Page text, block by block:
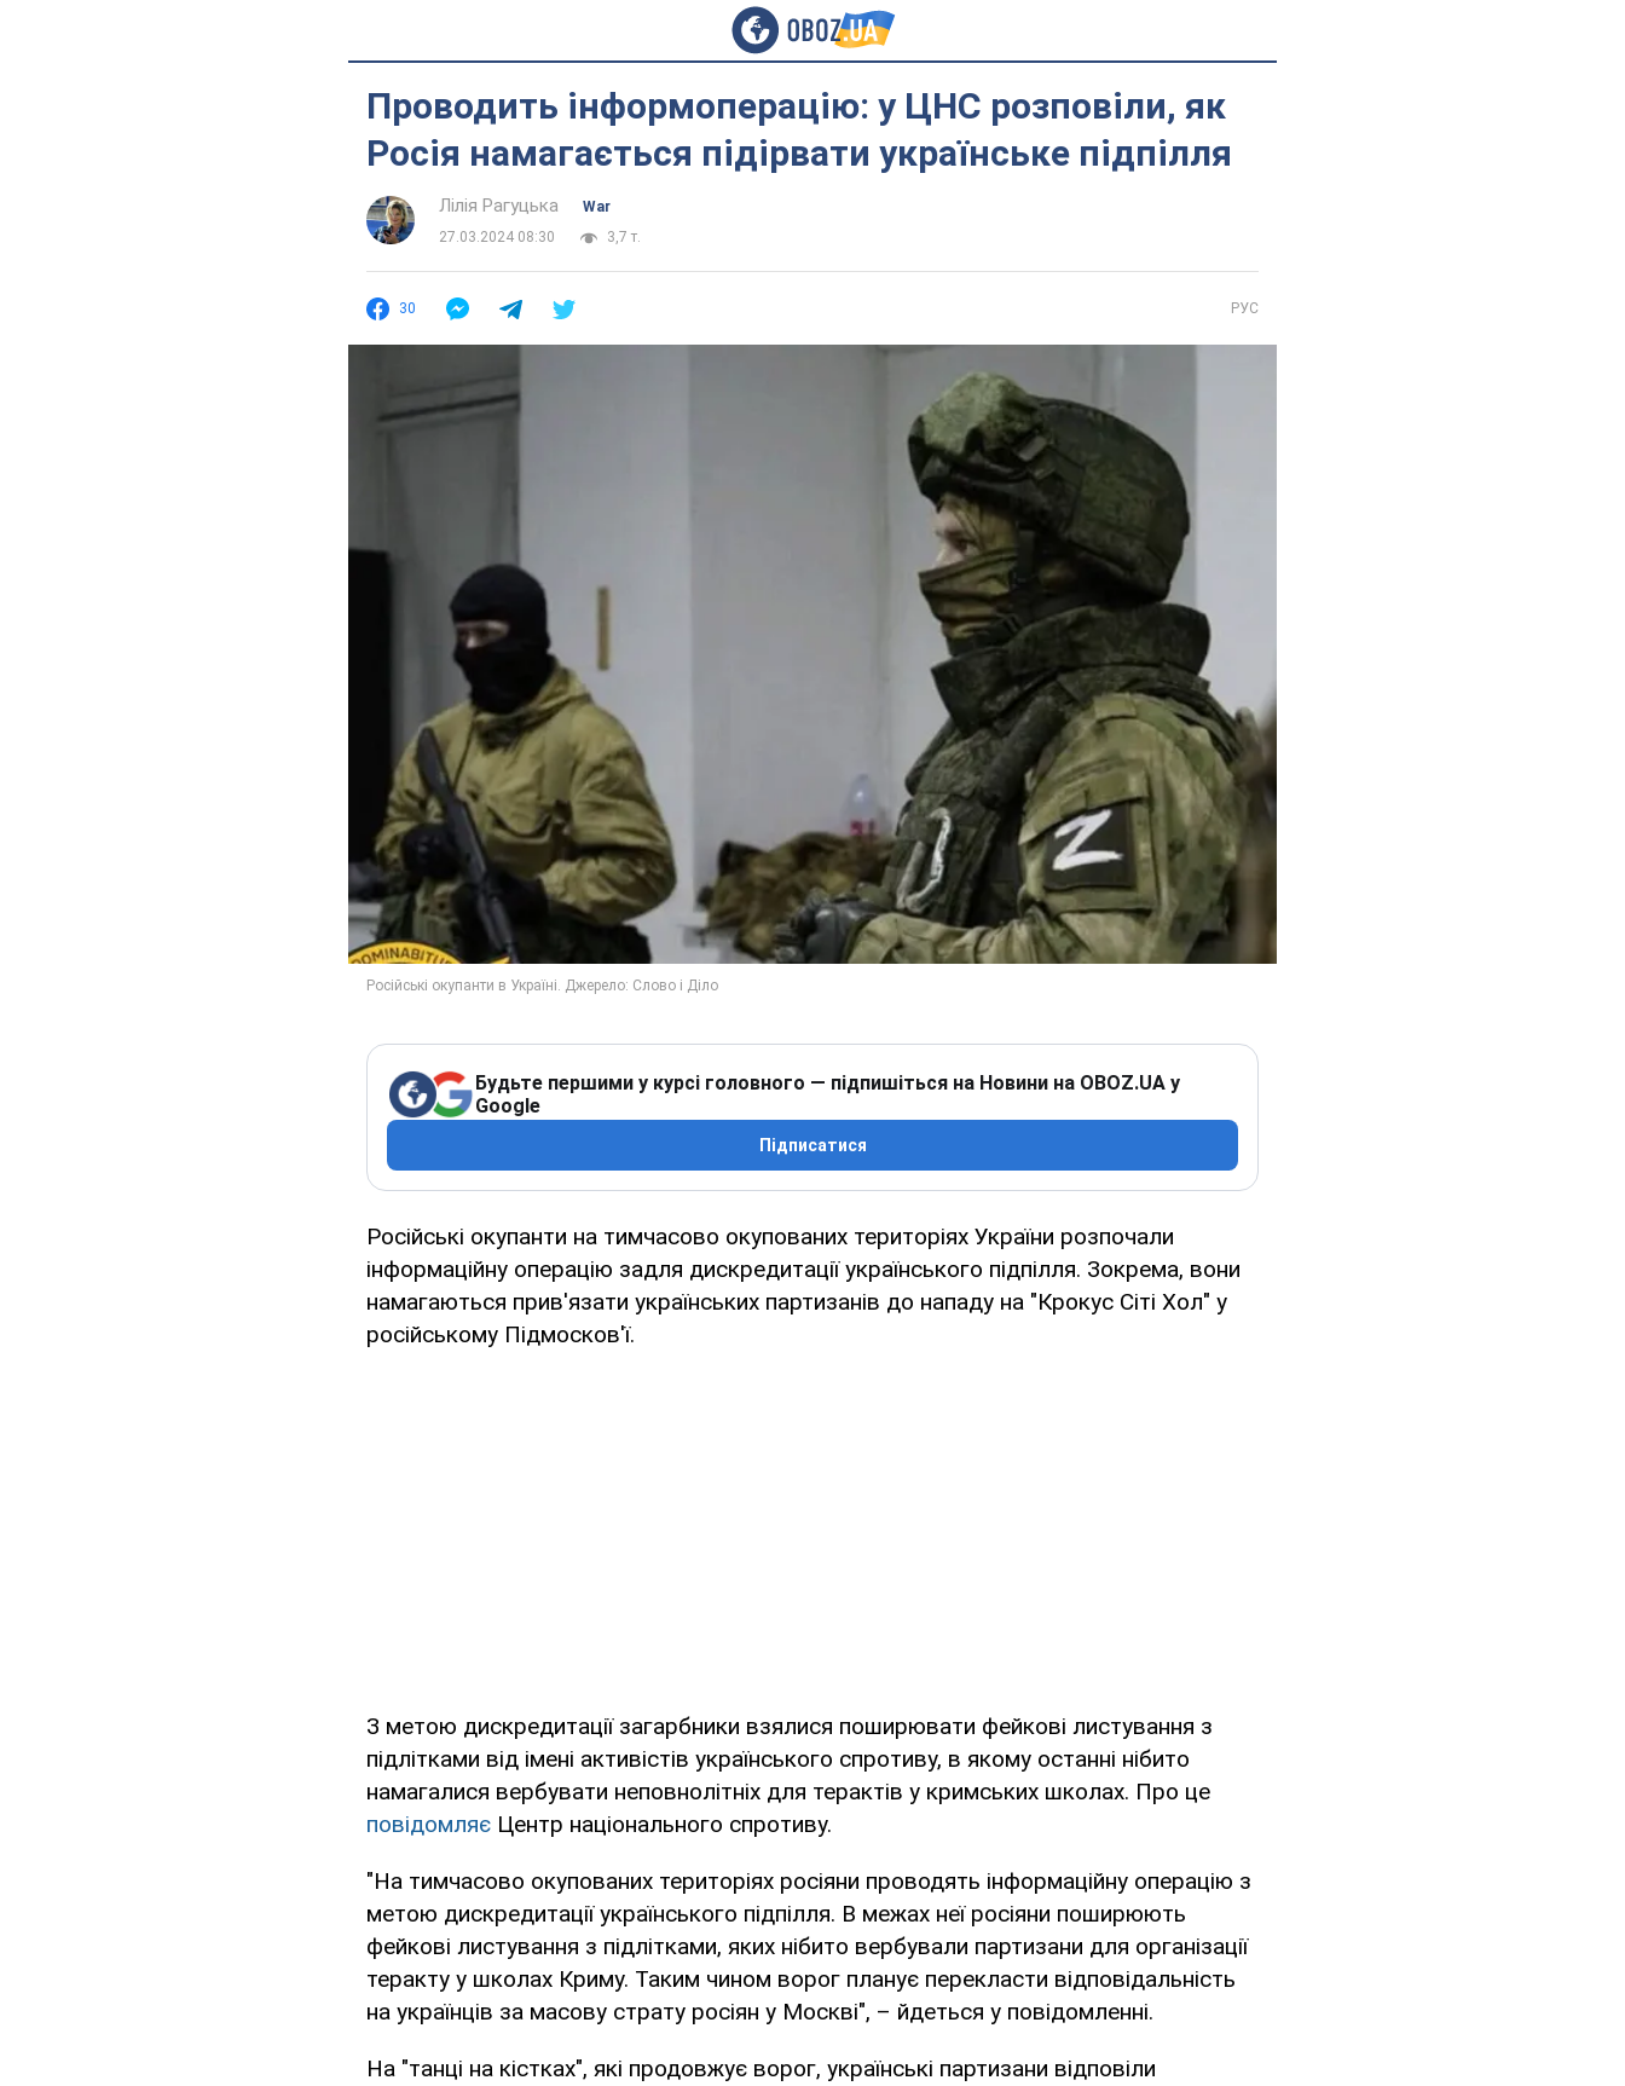
Проводить інформоперацію: у ЦНС розповіли, як
Росія намагається підірвати українське підпілля
Лілія Рагуцька
War
27.03.2024 08:30
3,7 т.
30 РУС
Будьте першими у курсі головного — підпишіться на Новини на OBOZ.UA у
Google
Підписатися
Російські окупанти на тимчасово окупованих територіях України розпочали
інформаційну операцію задля дискредитації українського підпілля. Зокрема, вони
намагаються прив'язати українських партизанів до нападу на "Крокус Сіті Хол" у
російському Підмосков'ї.
З метою дискредитації загарбники взялися поширювати фейкові листування з
підлітками від імені активістів українського спротиву, в якому останні нібито
намагалися вербувати неповнолітніх для терактів у кримських школах. Про це
повідомляє Центр національного спротиву.
"На тимчасово окупованих територіях росіяни проводять інформаційну операцію з
метою дискредитації українського підпілля. В межах неї росіяни поширюють
фейкові листування з підлітками, яких нібито вербували партизани для організації
теракту у школах Криму. Таким чином ворог планує перекласти відповідальність
на українців за масову страту росіян у Москві", – йдеться у повідомленні.
На "танці на кістках", які продовжує ворог, українські партизани відповіли